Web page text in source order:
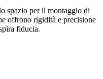
spazio per il montaggio di
offrono rigidità e precisione
fiducia.